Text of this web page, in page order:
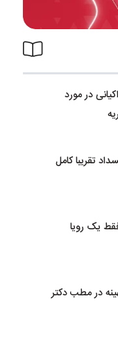
در مورد
تقریبا کامل
یک رویا
در مطب دکتر